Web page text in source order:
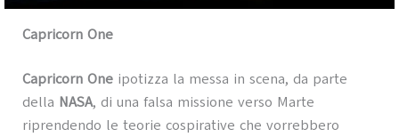
Capricorn One
Capricorn Oneipotizza la messa in scena, da parte
della NASA, di una falsa missione verso Marte
riprendendo le teorie cospirative che vorrebbero